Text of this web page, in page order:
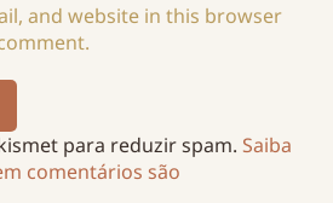
and website in this browser
para reduzir spam. Saiba
comentários são